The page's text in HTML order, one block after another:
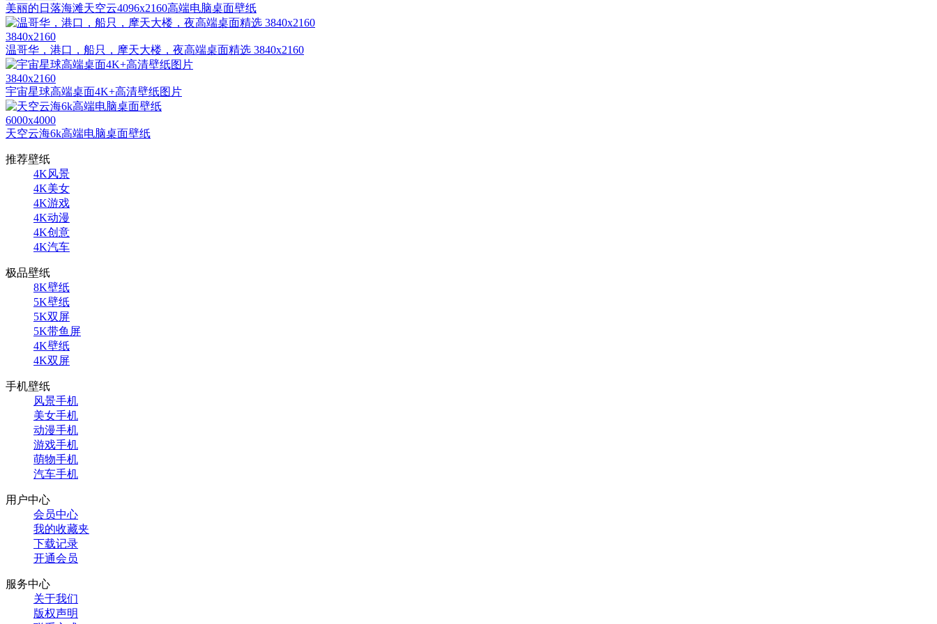
美丽的日落海滩天空云4096x2160高端电脑桌面壁纸
3840x2160
温哥华，港口，船只，摩天大楼，夜高端桌面精选 3840x2160
3840x2160
宇宙星球高端桌面4K+高清壁纸图片
6000x4000
天空云海6k高端电脑桌面壁纸
推荐壁纸
4K风景
4K美女
4K游戏
4K动漫
4K创意
4K汽车
极品壁纸
8K壁纸
5K壁纸
5K双屏
5K带鱼屏
4K壁纸
4K双屏
手机壁纸
风景手机
美女手机
动漫手机
游戏手机
萌物手机
汽车手机
用户中心
会员中心
我的收藏夹
下载记录
开通会员
服务中心
关于我们
版权声明